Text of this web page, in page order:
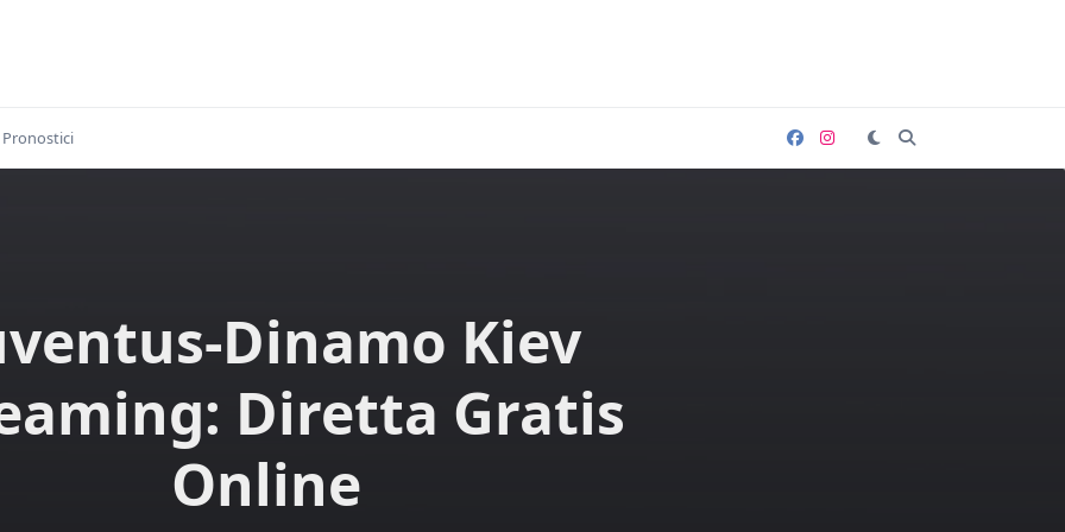
Pronostici
Dinamo Kiev
Diretta Gratis
Online